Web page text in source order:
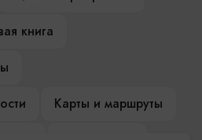
книга
Карты и маршруты